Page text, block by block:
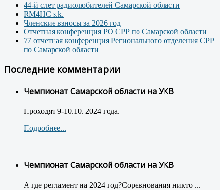
44-й слет радиолюбителей Самарской области
RM4HC s.k.
Членские взносы за 2026 год
Отчетная конференция РО СРР по Самарской области
77 отчетная конференция Регионального отделения СРР
по Самарской области
Последние комментарии
Чемпионат Самарской области на УКВ
Проходят 9-10.10. 2024 года.
Подробнее...
Чемпионат Самарской области на УКВ
А где регламент на 2024 год?Соревнования никто ...